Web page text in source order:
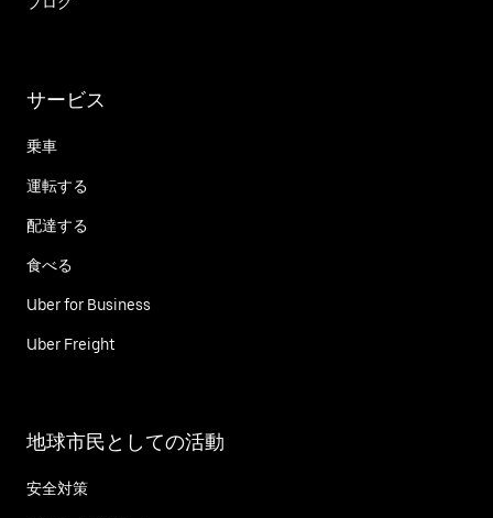
サービス
乗車
運転する
配達する
食べる
Uber for Business
Uber Freight
地球市民としての活動
安全対策